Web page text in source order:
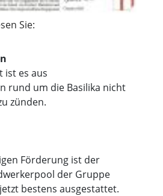
Sie:
ist es aus
rund um die Basilika nicht
zünden.
Förderung ist der
der Gruppe
bestens ausgestattet.